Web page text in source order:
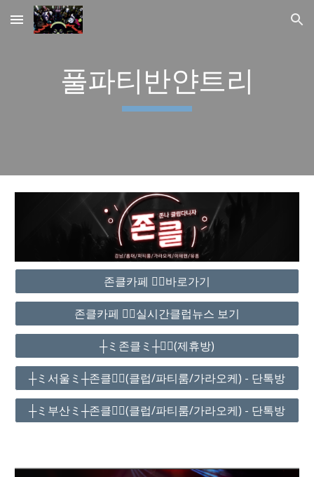
Skip to main content Skip to navigation
풀파티반얀트리
존클카페 ❤️‍🔥바로가기
존클카페 ❤️‍🔥실시간클럽뉴스 보기
┼ミ존클ミ┼❤️‍🔥(제휴방)
┼ミ서울ミ┼존클❤️‍🔥(클럽/파티룸/가라오케) - 단톡방
┼ミ부산ミ┼존클❤️‍🔥(클럽/파티룸/가라오케) - 단톡방